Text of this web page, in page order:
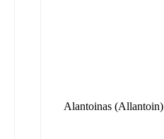
Alantoinas (Allantoin)